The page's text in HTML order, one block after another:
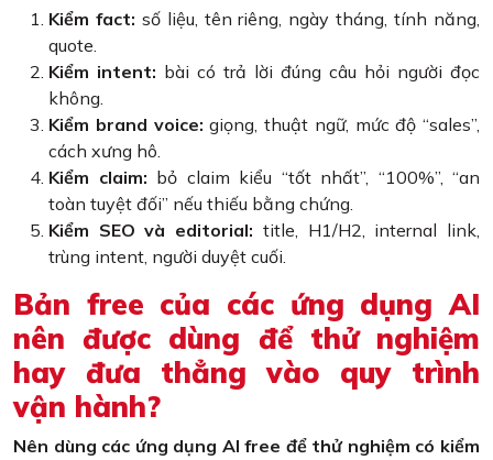
Kiểm fact: số liệu, tên riêng, ngày tháng, tính năng,
quote.
Kiểm intent: bài có trả lời đúng câu hỏi người đọc
không.
Kiểm brand voice: giọng, thuật ngữ, mức độ “sales”,
cách xưng hô.
Kiểm claim: bỏ claim kiểu “tốt nhất”, “100%”, “an
toàn tuyệt đối” nếu thiếu bằng chứng.
Kiểm SEO và editorial: title, H1/H2, internal link,
trùng intent, người duyệt cuối.
Bản free của các ứng dụng AI
nên được dùng để thử nghiệm
hay đưa thẳng vào quy trình
vận hành?
Nên dùng các ứng dụng AI free để thử nghiệm có kiểm